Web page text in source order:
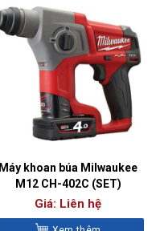
Máy khoan búa Milwaukee
M12 CH-402C (SET)
Giá: Liên hệ